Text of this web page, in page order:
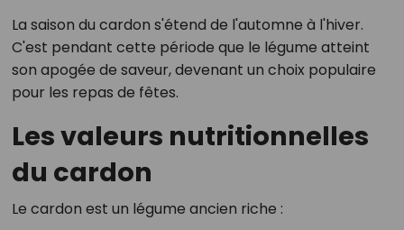
La saison du cardon s'étend de l'automne à l'hiver.
C'est pendant cette période que le légume atteint
son apogée de saveur, devenant un choix populaire
pour les repas de fêtes.
Les valeurs nutritionnelles
du cardon
Le cardon est un légume ancien riche :